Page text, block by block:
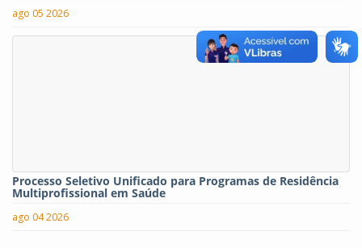
ago 05 2026
Processo Seletivo Unificado para Programas de Residência
Multiprofissional em Saúde
ago 04 2026